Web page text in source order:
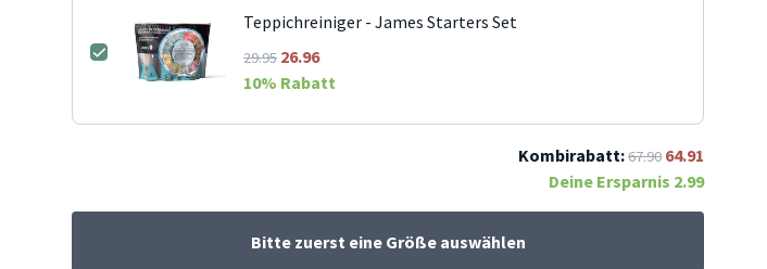
Teppichreiniger - James Starters Set
29.95 26.96
10% Rabatt
Kombirabatt:67.90 64.91
Deine Ersparnis 2.99
Bitte zuerst eine Größe auswählen